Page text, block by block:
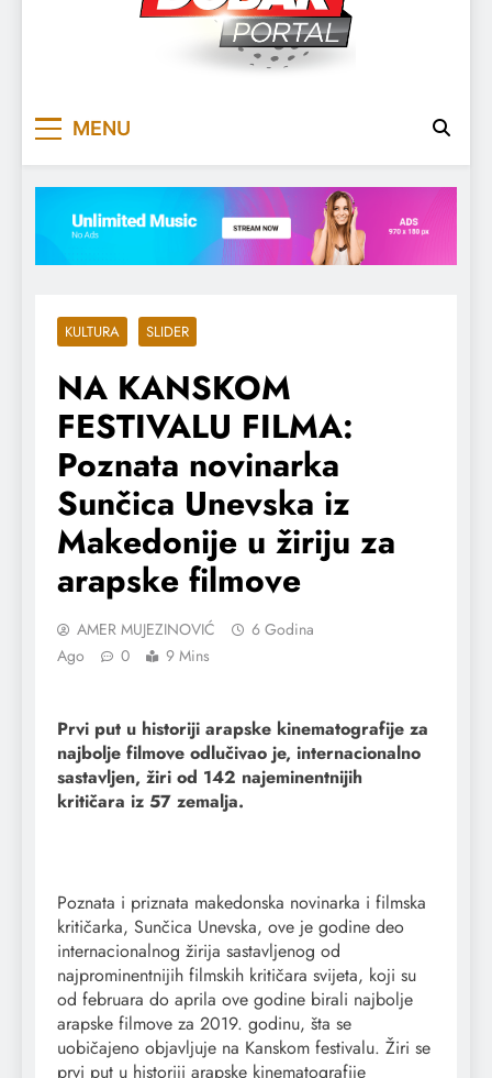
MENU
KULTURA SLIDER
NA KANSKOM
FESTIVALU FILMA:
Poznata novinarka
Sunčica Unevska iz
Makedonije u žiriju za
arapske filmove
AMER MUJEZINOVIĆ
6 Godina
Ago
0 9 Mins
Prvi put u historiji arapske kinematografije za
najbolje filmove odlučivao je, internacionalno
sastavljen, žiri od 142 najeminentnijih
kritičara iz 57 zemalja.
Poznata i priznata makedonska novinarka i filmska
kritičarka, Sunčica Unevska, ove je godine deo
internacionalnog žirija sastavljenog od
najprominentnijih filmskih kritičara svijeta, koji su
od februara do aprila ove godine birali najbolje
arapske filmove za 2019. godinu, šta se
uobičajeno objavljuje na Kanskom festivalu. Žiri se
prvi put u historiji arapske kinematografije